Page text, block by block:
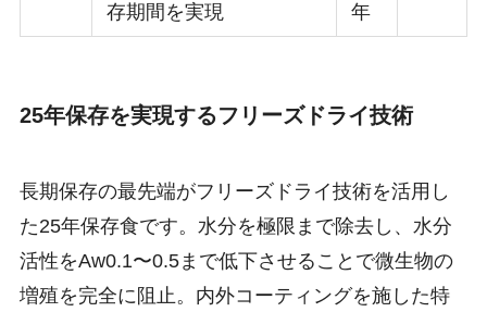
存期間を実現
年
25年保存を実現するフリーズドライ技術
長期保存の最先端がフリーズドライ技術を活用し
た25年保存食です。水分を極限まで除去し、水分
活性をAw0.1〜0.5まで低下させることで微生物の
増殖を完全に阻止。内外コーティングを施した特